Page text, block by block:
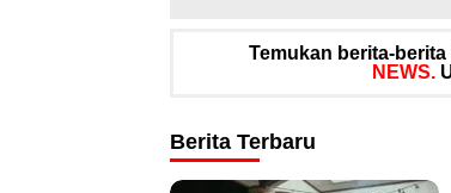
Temukan berita-
NEWS.
Berita Terbaru